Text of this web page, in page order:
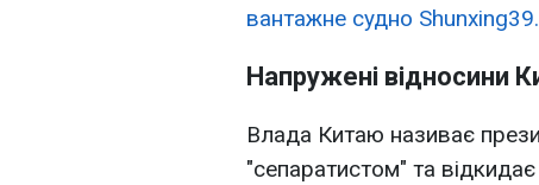
вантажне судно Shunxing39.
Напружені відносини
Влада Китаю називає
"сепаратистом" та